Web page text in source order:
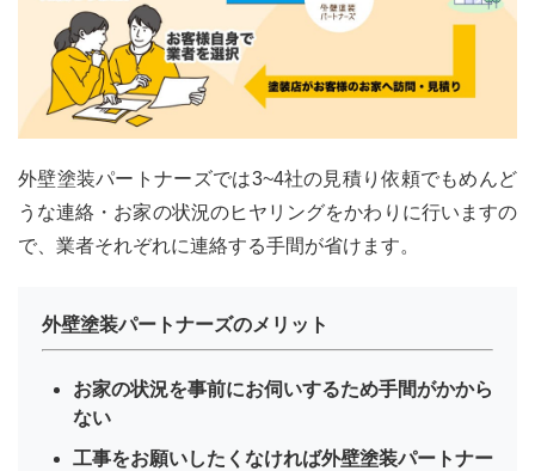
外壁塗装パートナーズでは3~4社の見積り依頼でもめんど
うな連絡・お家の状況のヒヤリングをかわりに行いますの
で、業者それぞれに連絡する手間が省けます。
外壁塗装パートナーズのメリット
お家の状況を事前にお伺いするため手間がかから
ない
工事をお願いしたくなければ外壁塗装パートナー